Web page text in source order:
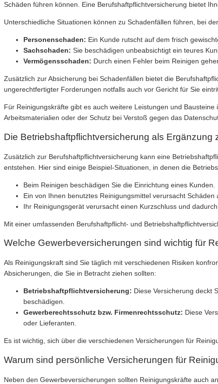
Schäden führen können. Eine Berufshaftpflichtversicherung bietet
Unterschiedliche Situationen können zu Schadenfällen führen, bei
Personenschaden: Ein Kunde rutscht auf dem frisch
Sachschaden: Sie beschädigen unbeabsichtigt ein teures
Vermögensschaden: Durch einen Fehler beim Reinigen
Zusätzlich zur Absicherung bei Schadenfällen bietet die
ungerechtfertigter Forderungen notfalls auch vor Gericht für Sie
Für Reinigungskräfte gibt es auch weitere Leistungen und
Arbeitsmaterialien oder der Schutz bei Verstoß gegen das
Die Betriebshaftpflichtversicherung als Ergänzung
Zusätzlich zur Berufshaftpflichtversicherung kann eine
entstehen. Hier sind einige Beispiel-Situationen, in denen die
Beim Reinigen beschädigen Sie die Einrichtung eines Kunden.
Ein von Ihnen benutztes Reinigungsmittel verursacht
Ihr Reinigungsgerät verursacht einen Kurzschluss und
Mit einer umfassenden Berufshaftpflicht- und
Welche Gewerbeversicherungen sind wichtig für
Als Reinigungskraft sind Sie täglich mit verschiedenen Risiken
Absicherungen, die Sie in Betracht ziehen sollten:
Betriebshaftpflichtversicherung: Diese Versicherung deckt
beschädigen.
Gewerberechtsschutz bzw. Firmenrechtsschutz: Diese
oder Lieferanten.
Es ist wichtig, sich über die verschiedenen Versicherungen für
Warum sind persönliche Versicherungen für
Neben den Gewerbeversicherungen sollten Reinigungskräfte auch